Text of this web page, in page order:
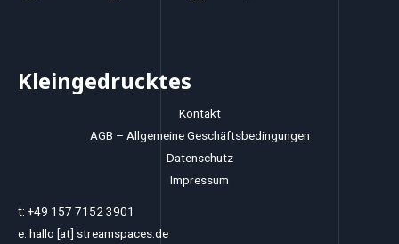
Kleingedrucktes
Kontakt
AGB – Allgemeine Geschäftsbedingungen
Datenschutz
Impressum
t: +49 157 7152 3901
e: hallo [at] streamspaces.de